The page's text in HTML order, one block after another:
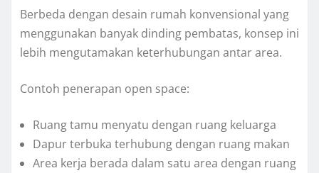
Berbeda dengan desain rumah konvensional yang
menggunakan banyak dinding pembatas, konsep ini
lebih mengutamakan keterhubungan antar area.
Contoh penerapan open space:
Ruang tamu menyatu dengan ruang keluarga
Dapur terbuka terhubung dengan ruang makan
Area kerja berada dalam satu area dengan ruang